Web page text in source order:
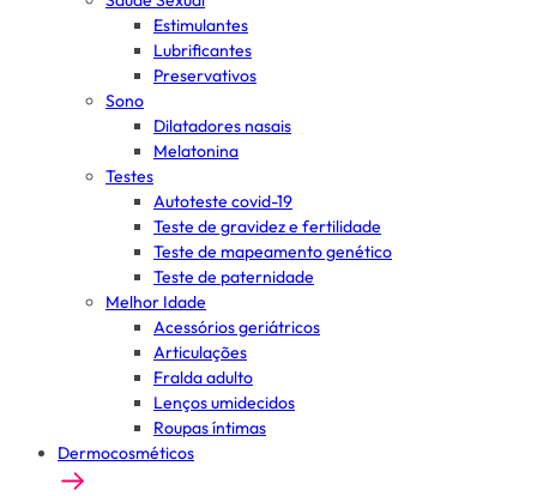
Estimulantes
Lubrificantes
Preservativos
Sono
Dilatadores nasais
Melatonina
Testes
Autoteste covid-19
Teste de gravidez e fertilidade
Teste de mapeamento genético
Teste de paternidade
Melhor Idade
Acessórios geriátricos
Articulações
Fralda adulto
Lenços umidecidos
Roupas íntimas
Dermocosméticos